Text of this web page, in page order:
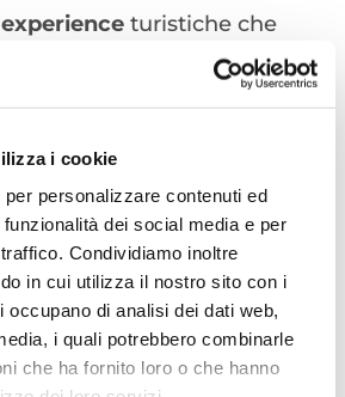
i cookie
personalizzare contenuti ed
dei social media e per
Condividiamo inoltre
in cui utilizza il nostro sito con i
occupano di analisi dei dati web,
i quali potrebbero combinarle
che ha fornito loro o che hanno
turistiche che
sul portale
e scaricare materialee
a disposizione dal
che organizzi o
staff di Cattolica